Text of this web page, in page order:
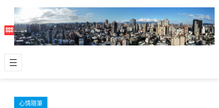
主
容
心情隨筆